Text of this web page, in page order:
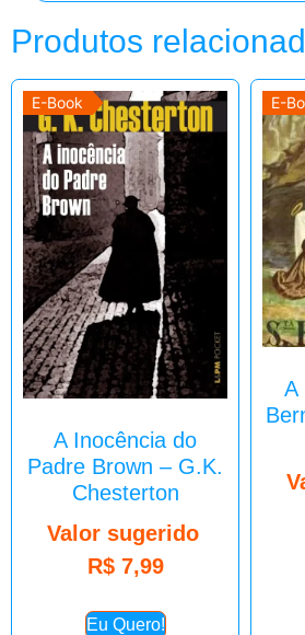
Produtos
E-Book
A Inocência do
Padre Brown – G.K.
Chesterton
Valor sugerido
R$7,99
Eu Quero!
E-
A